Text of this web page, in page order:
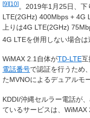
[9][10] 。2019年1月25日、
LTE(2GHz) 400Mbps + 4G
上りは4G LTE(2GHz)
4G LTEを併用しない場合
WiMAX 2.1自体がTD-LTE互
電話番号で認証を行うため
たMVNOによるデュアルモ
KDDI/沖縄セルラー電話が
ているサービスは、WiMAX